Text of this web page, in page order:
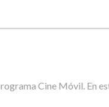
Cine Móvil. En